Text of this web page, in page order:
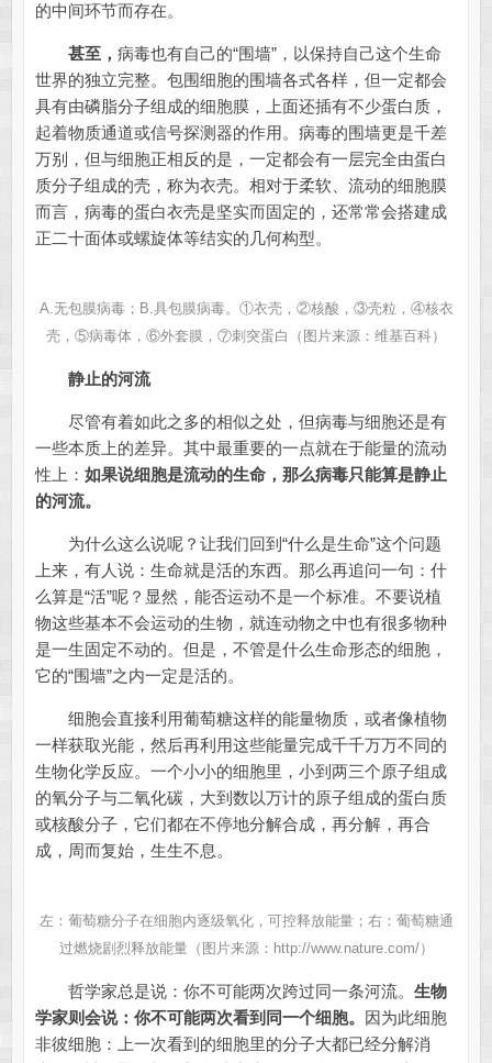
的中间环节而存在。
甚至， 病毒也有自己的“围墙”，以保持自己这个生命
世界的独立完整。包围细胞的围墙各式各样，但一定都会
具有由磷脂分子组成的细胞膜，上面还插有不少蛋白质，
起着物质通道或信号探测器的作用。病毒的围墙更是千差
万别，但与细胞正相反的是，一定都会有一层完全由蛋白
质分子组成的壳，称为衣壳。相对于柔软、流动的细胞膜
而言，病毒的蛋白衣壳是坚实而固定的，还常常会搭建成
正二十面体或螺旋体等结实的几何构型。
A.无包膜病毒；B.具包膜病毒。①衣壳，②核酸，③壳粒，④核衣
壳，⑤病毒体，⑥外套膜，⑦刺突蛋白（图片来源：维基百科）
静止的河流
尽管有着如此之多的相似之处，但病毒与细胞还是有
一些本质上的差异。其中最重要的一点就在于能量的流动
性上： 如果说细胞是流动的生命，那么病毒只能算是静止
的河流。
为什么这么说呢？让我们回到“什么是生命”这个问题
上来，有人说：生命就是活的东西。那么再追问一句：什
么算是“活”呢？显然，能否运动不是一个标准。不要说植
物这些基本不会运动的生物，就连动物之中也有很多物种
是一生固定不动的。但是，不管是什么生命形态的细胞，
它的“围墙”之内一定是活的。
细胞会直接利用葡萄糖这样的能量物质，或者像植物
一样获取光能，然后再利用这些能量完成千千万万不同的
生物化学反应。一个小小的细胞里，小到两三个原子组成
的氧分子与二氧化碳，大到数以万计的原子组成的蛋白质
或核酸分子，它们都在不停地分解合成，再分解，再合
成，周而复始，生生不息。
左：葡萄糖分子在细胞内逐级氧化，可控释放能量；右：葡萄糖通
过燃烧剧烈释放能量（图片来源： http://www.nature.com/）
哲学家总是说：你不可能两次跨过同一条河流。 生物
学家则会说：你不可能两次看到同一个细胞。 因为此细胞
非彼细胞：上一次看到的细胞里的分子大都已经分解消